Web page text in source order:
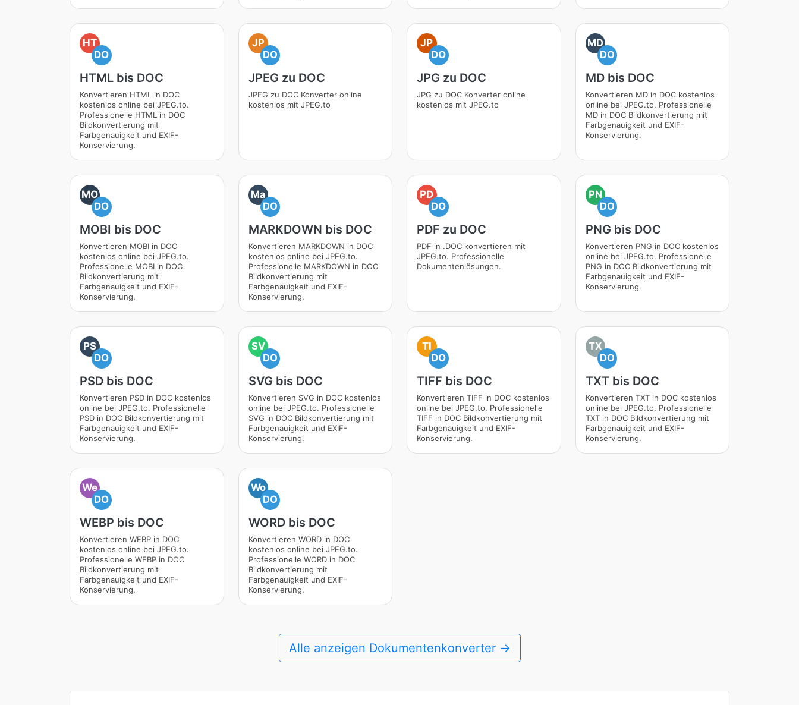
HT
DO
HTML bis DOC
Konvertieren HTML in DOC
kostenlos online bei JPEG.to.
Professionelle HTML in DOC
Bildkonvertierung mit
Farbgenauigkeit und EXIF-
Konservierung.
JP
DO
JPEG zu DOC
JPEG zu DOC Konverter online
kostenlos mit JPEG.to
JP
DO
JPG zu DOC
JPG zu DOC Konverter online
kostenlos mit JPEG.to
MD
DO
MD bis DOC
Konvertieren MD in DOC kostenlos
online bei JPEG.to. Professionelle
MD in DOC Bildkonvertierung mit
Farbgenauigkeit und EXIF-
Konservierung.
MO
DO
MOBI bis DOC
Konvertieren MOBI in DOC
kostenlos online bei JPEG.to.
Professionelle MOBI in DOC
Bildkonvertierung mit
Farbgenauigkeit und EXIF-
Konservierung.
Ma
DO
MARKDOWN bis DOC
Konvertieren MARKDOWN in DOC
kostenlos online bei JPEG.to.
Professionelle MARKDOWN in DOC
Bildkonvertierung mit
Farbgenauigkeit und EXIF-
Konservierung.
PD
DO
PDF zu DOC
PDF in .DOC konvertieren mit
JPEG.to. Professionelle
Dokumentenlösungen.
PN
DO
PNG bis DOC
Konvertieren PNG in DOC kostenlos
online bei JPEG.to. Professionelle
PNG in DOC Bildkonvertierung mit
Farbgenauigkeit und EXIF-
Konservierung.
PS
DO
PSD bis DOC
Konvertieren PSD in DOC kostenlos
online bei JPEG.to. Professionelle
PSD in DOC Bildkonvertierung mit
Farbgenauigkeit und EXIF-
Konservierung.
SV
DO
SVG bis DOC
Konvertieren SVG in DOC kostenlos
online bei JPEG.to. Professionelle
SVG in DOC Bildkonvertierung mit
Farbgenauigkeit und EXIF-
Konservierung.
TI
DO
TIFF bis DOC
Konvertieren TIFF in DOC kostenlos
online bei JPEG.to. Professionelle
TIFF in DOC Bildkonvertierung mit
Farbgenauigkeit und EXIF-
Konservierung.
TX
DO
TXT bis DOC
Konvertieren TXT in DOC kostenlos
online bei JPEG.to. Professionelle
TXT in DOC Bildkonvertierung mit
Farbgenauigkeit und EXIF-
Konservierung.
We
DO
WEBP bis DOC
Konvertieren WEBP in DOC
kostenlos online bei JPEG.to.
Professionelle WEBP in DOC
Bildkonvertierung mit
Farbgenauigkeit und EXIF-
Konservierung.
Wo
DO
WORD bis DOC
Konvertieren WORD in DOC
kostenlos online bei JPEG.to.
Professionelle WORD in DOC
Bildkonvertierung mit
Farbgenauigkeit und EXIF-
Konservierung.
Alle anzeigen Dokumentenkonverter →